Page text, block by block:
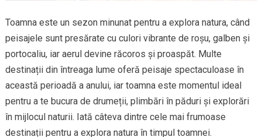
Toamna este un sezon minunat pentru a explora natura, când
peisajele sunt presărate cu culori vibrante de roșu, galben și
portocaliu, iar aerul devine răcoros și proaspăt. Multe
destinații din întreaga lume oferă peisaje spectaculoase în
această perioadă a anului, iar toamna este momentul ideal
pentru a te bucura de drumeții, plimbări în păduri și explorări
în mijlocul naturii. Iată câteva dintre cele mai frumoase
destinații pentru a explora natura în timpul toamnei.